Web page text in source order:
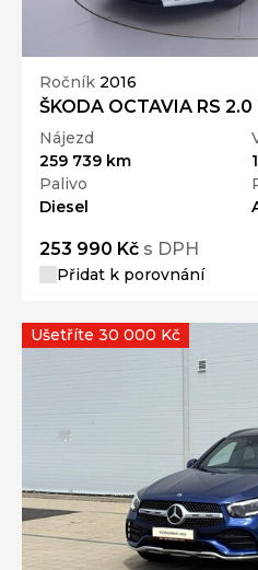
Ročník 2016
ŠKODA OCTAVIA RS
Nájezd
259 739 km
Palivo
Diesel
253 990 Kč s DPH
Přidat k porovnání
Ušetříte 30 000 Kč